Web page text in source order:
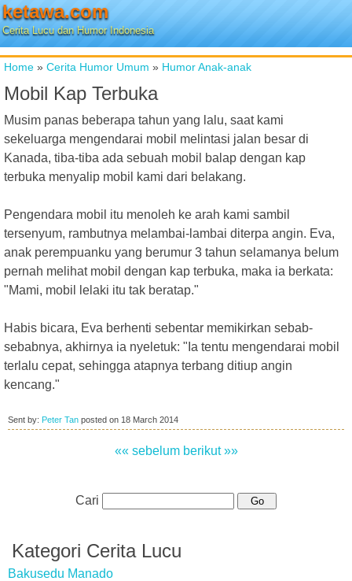
ketawa.com
Cerita Lucu dan Humor Indonesia
Home » Cerita Humor Umum » Humor Anak-anak
Mobil Kap Terbuka
Musim panas beberapa tahun yang lalu, saat kami
sekeluarga mengendarai mobil melintasi jalan besar di
Kanada, tiba-tiba ada sebuah mobil balap dengan kap
terbuka menyalip mobil kami dari belakang.
Pengendara mobil itu menoleh ke arah kami sambil
tersenyum, rambutnya melambai-lambai diterpa angin. Eva,
anak perempuanku yang berumur 3 tahun selamanya belum
pernah melihat mobil dengan kap terbuka, maka ia berkata:
"Mami, mobil lelaki itu tak beratap."
Habis bicara, Eva berhenti sebentar memikirkan sebab-
sebabnya, akhirnya ia nyeletuk: "Ia tentu mengendarai mobil
terlalu cepat, sehingga atapnya terbang ditiup angin
kencang."
Sent by: Peter Tan posted on 18 March 2014
«« sebelum berikut »»
Cari
Kategori Cerita Lucu
Bakusedu Manado